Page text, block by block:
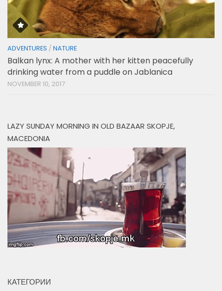
ADVENTURES / NATURE
Balkan lynx: A mother with her kitten peacefully
drinking water from a puddle on Jablanica
NOVEMBER 10, 2017
LAZY SUNDAY MORNING IN OLD BAZAAR SKOPJE,
MACEDONIA
КАТЕГОРИИ